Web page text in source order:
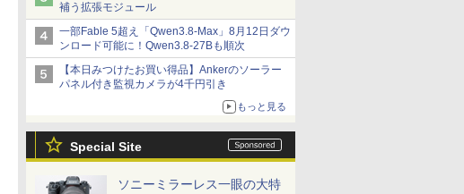
補う拡張モジュール
一部Fable 5超え「Qwen3.8-Max」8月12日ダウ
ンロード可能に！Qwen3.8-27Bも順次
【本日みつけたお買い得品】Ankerのソーラー
パネル付き監視カメラが4千円引き
もっと見る
Special Site
ソニーミラーレス一眼の大特